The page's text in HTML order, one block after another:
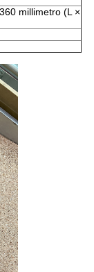
millimetro (L ×